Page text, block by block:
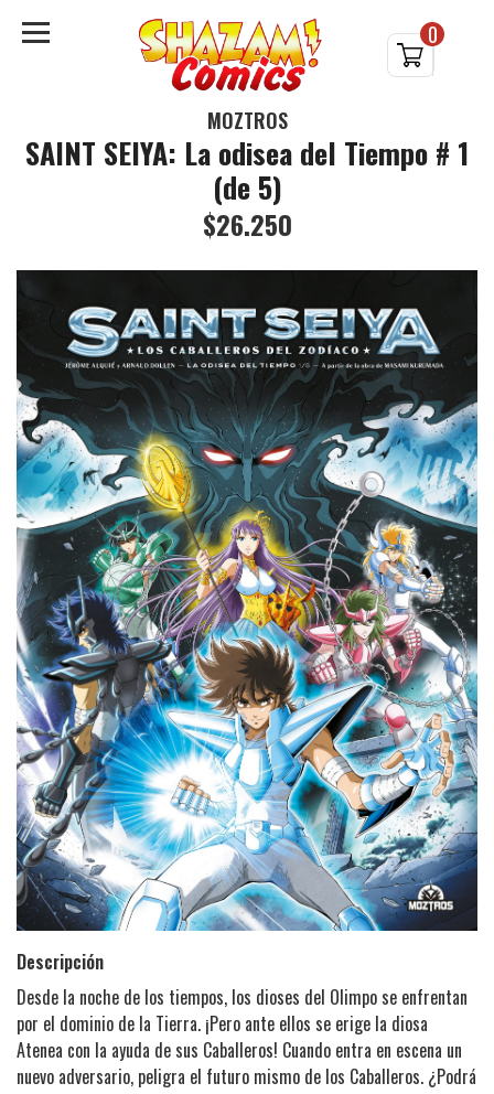
0
MOZTROS
SAINT SEIYA: La odisea del Tiempo # 1
(de 5)
$26.250
Descripción
Desde la noche de los tiempos, los dioses del Olimpo se enfrentan
por el dominio de la Tierra. ¡Pero ante ellos se erige la diosa
Atenea con la ayuda de sus Caballeros! Cuando entra en escena un
nuevo adversario, peligra el futuro mismo de los Caballeros. ¿Podrá